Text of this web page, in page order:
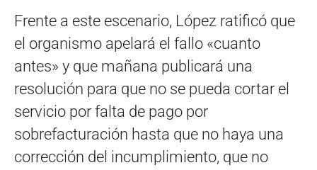
Frente a este escenario, López ratificó que
el organismo apelará el fallo «cuanto
antes» y que mañana publicará una
resolución para que no se pueda cortar el
servicio por falta de pago por
sobrefacturación hasta que no haya una
corrección del incumplimiento, que no